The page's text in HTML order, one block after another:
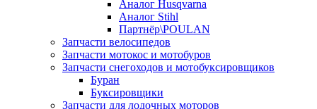
Аналог Husqvarna
Аналог Stihl
Партнёр\POULAN
Запчасти велосипедов
Запчасти мотокос и мотобуров
Запчасти снегоходов и мотобуксировщиков
Буран
Буксировщики
Запчасти для лодочных моторов